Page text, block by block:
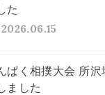
た
2026.06.15
ぱく相撲大会 所沢
ました